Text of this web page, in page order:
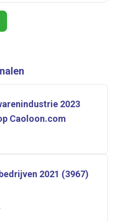
2023
Caoloon.com
2021 (3967)